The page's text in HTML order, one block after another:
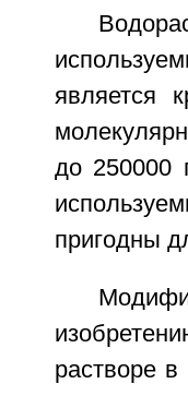
является
до 250000
пригодны
растворе